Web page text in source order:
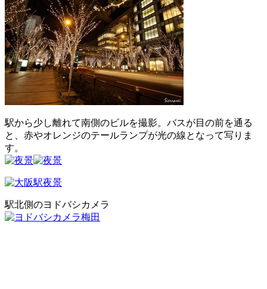
駅から少し離れて南側のビルを撮影。バスが目の前を通る
と、赤やオレンジのテールランプが光の線となって写りま
す。
駅北側のヨドバシカメラ